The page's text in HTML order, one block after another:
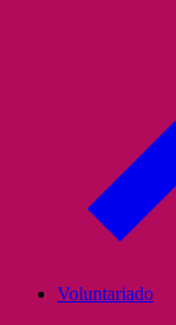
Voluntariado